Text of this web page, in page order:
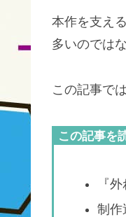
本作を支え
多いのでは
この記事で
この記事を
『
制作